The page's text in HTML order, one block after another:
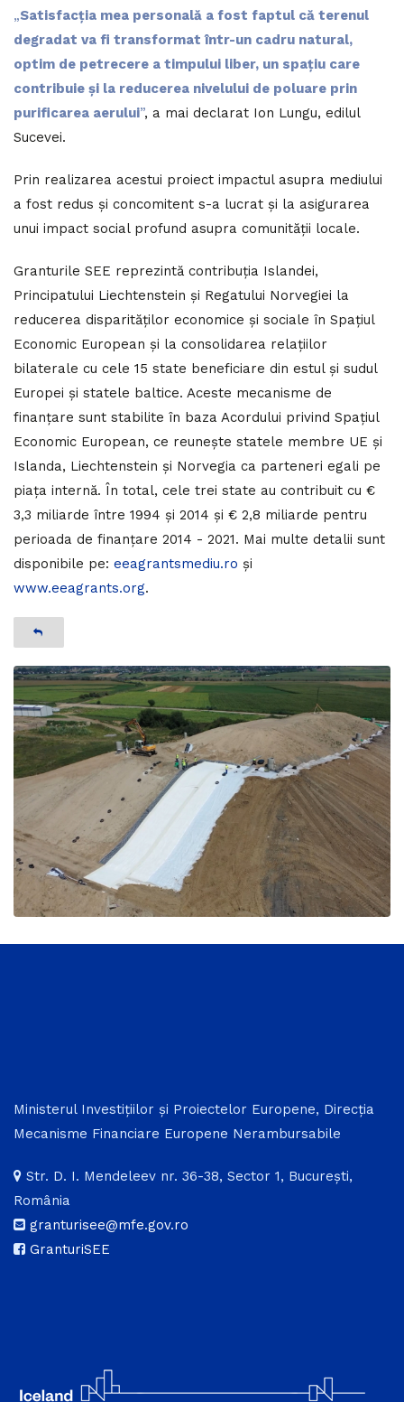
„Satisfacția mea personală a fost faptul că terenul
degradat va fi transformat într-un cadru natural,
optim de petrecere a timpului liber, un spațiu care
contribuie și la reducerea nivelului de poluare prin
purificarea aerului”, a mai declarat Ion Lungu, edilul
Sucevei.
Prin realizarea acestui proiect impactul asupra mediului
a fost redus și concomitent s-a lucrat și la asigurarea
unui impact social profund asupra comunității locale.
Granturile SEE reprezintă contribuția Islandei,
Principatului Liechtenstein și Regatului Norvegiei la
reducerea disparităților economice și sociale în Spațiul
Economic European și la consolidarea relațiilor
bilaterale cu cele 15 state beneficiare din estul și sudul
Europei și statele baltice. Aceste mecanisme de
finanțare sunt stabilite în baza Acordului privind Spațiul
Economic European, ce reunește statele membre UE și
Islanda, Liechtenstein și Norvegia ca parteneri egali pe
piața internă. În total, cele trei state au contribuit cu €
3,3 miliarde între 1994 și 2014 și € 2,8 miliarde pentru
perioada de finanțare 2014 - 2021. Mai multe detalii sunt
disponibile pe: eeagrantsmediu.ro și
www.eeagrants.org.
Ministerul Investițiilor și Proiectelor Europene, Direcția
Mecanisme Financiare Europene Nerambursabile
Str. D. I. Mendeleev nr. 36-38, Sector 1, București,
România
granturisee@mfe.gov.ro
GranturiSEE